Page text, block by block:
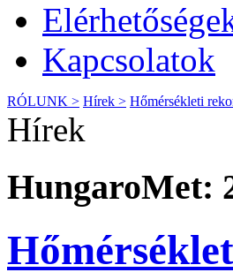
Kapcsolatok
RÓLUNK > Hírek > Hőmérsékleti
Hírek
HungaroMet: